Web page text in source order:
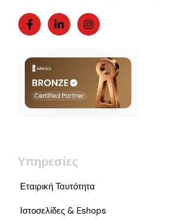
Υπηρεσίες
Εταιρική Ταυτότητα
Ιστοσελίδες & Eshops